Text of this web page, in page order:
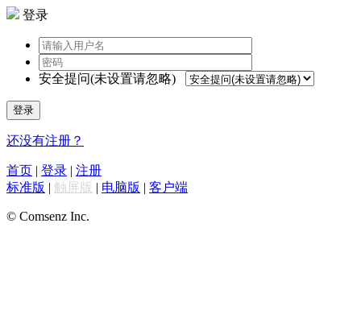
登录
安全提问(未设置请忽略)
登录
还没有注册？
首页 | 登录 | 注册
标准版 | 触屏版 | 电脑版 | 客户端
© Comsenz Inc.